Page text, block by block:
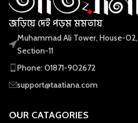
জড়িয়ে দেই পড়ম মমতায়
Muhammad Ali Tower, House-
Section-11
Phone: 01871-902672
support@taatiana.com
OUR CATAGORIES